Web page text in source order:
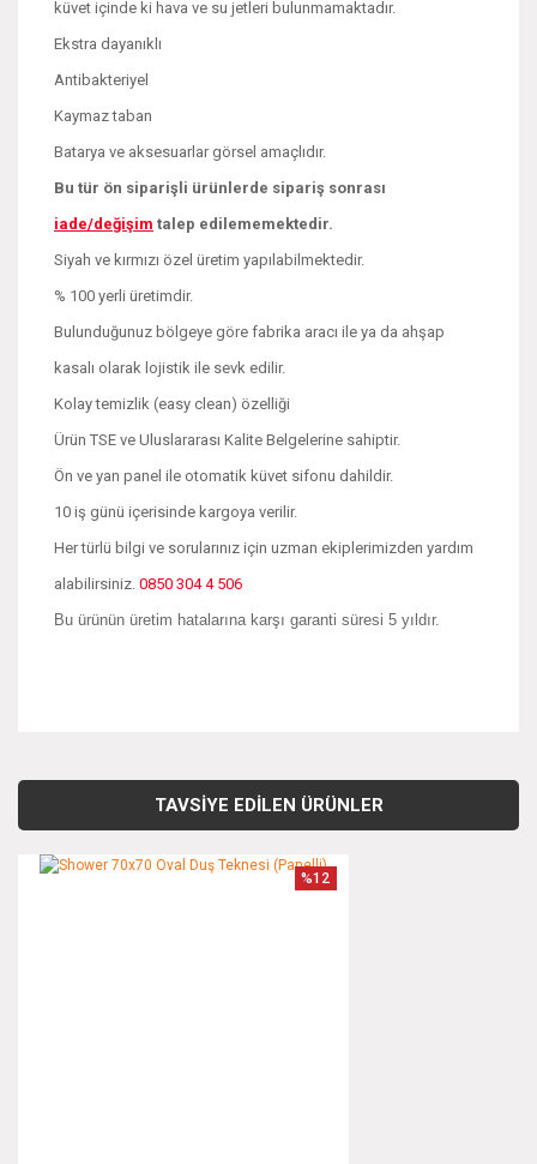
küvet içinde ki hava ve su jetleri bulunmamaktadır.
Ekstra dayanıklı
Antibakteriyel
Kaymaz taban
Batarya ve aksesuarlar görsel amaçlıdır.
Bu tür ön siparişli ürünlerde sipariş sonrası
iade/değişim talep edilememektedir.
Siyah ve kırmızı özel üretim yapılabilmektedir.
% 100 yerli üretimdir.
Bulunduğunuz bölgeye göre fabrika aracı ile ya da ahşap
kasalı olarak lojistik ile sevk edilir.
Kolay temizlik (easy clean) özelliği
Ürün TSE ve Uluslararası Kalite Belgelerine sahiptir.
Ön ve yan panel ile otomatik küvet sifonu dahildir.
10 iş günü içerisinde kargoya verilir.
Her türlü bilgi ve sorularınız için uzman ekiplerimizden yardım
alabilirsiniz. 0850 304 4 506
Bu ürünün üretim hatalarına karşı garanti süresi 5 yıldır.
kullanarak tarafımıza iletebilirsiniz.
TAVSİYE EDİLEN ÜRÜNLER
%12